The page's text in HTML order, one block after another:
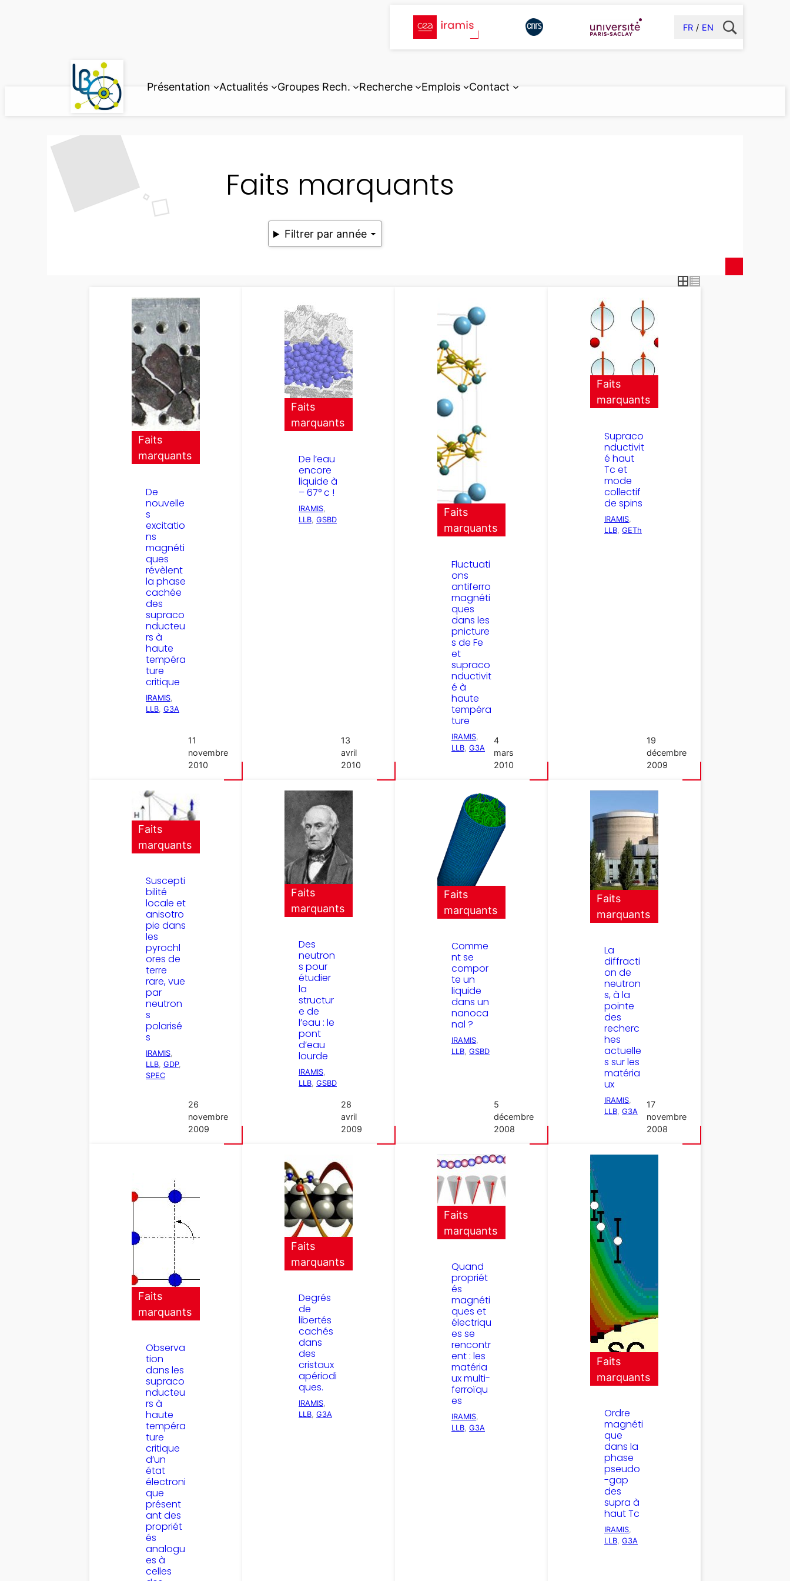
FR EN
Présentation Actualités Groupes Rech. Recherche Emplois Contact
Faits marquants
Filtrer par année
Faits
marquants
De
nouvelle
s
excitatio
ns
magnéti
ques
révèlent
la phase
cachée
des
supraco
nducteu
rs à
haute
tempéra
ture
critique
IRAMIS
LLB G3A
11
novembre
2010
Faits
marquants
De l’eau
encore
liquide à
– 67° c !
IRAMIS
LLB GSBD
13
avril
2010
Faits
marquants
Fluctuati
ons
antiferro
magnéti
ques
dans les
pnicture
s de Fe
et
supraco
nductivit
é à
haute
tempéra
ture
IRAMIS
LLB G3A
4
mars
2010
Faits
marquants
Supraco
nductivit
é haut
Tc et
mode
collectif
de spins
IRAMIS
LLB GETh
19
décembre
2009
Faits
marquants
Suscepti
bilité
locale et
anisotro
pie dans
les
pyrochl
ores de
terre
rare, vue
par
neutron
s
polarisé
s
IRAMIS
LLB, GDP
SPEC
26
novembre
2009
Faits
marquants
Des
neutron
s pour
étudier
la
structur
e de
l’eau : le
pont
d’eau
lourde
IRAMIS
LLB, GSBD
28
avril
2009
Faits
marquants
Comme
nt se
compor
te un
liquide
dans un
nanoca
nal ?
IRAMIS
LLB, GSBD
5
décembre
2008
Faits
marquants
La
diffracti
on de
neutron
s, à la
pointe
des
recherc
hes
actuelle
s sur les
matéria
ux
IRAMIS
LLB, G3A
17
novembre
2008
Faits
marquants
Observa
tion
dans les
supraco
nducteu
rs à
haute
tempéra
ture
critique
d’un
état
électroni
que
présent
ant des
propriét
és
analogu
es à
celles
Faits
marquants
Degrés
de
libertés
cachés
dans
des
cristaux
apériodi
ques.
IRAMIS
LLB G3A
Faits
marquants
Quand
propriét
és
magnéti
ques et
électriqu
es se
rencontr
ent : les
matéria
ux multi-
ferroïqu
es
IRAMIS
LLB G3A
Faits
marquants
Ordre
magnéti
que
dans la
phase
pseudo
-gap
des
supra à
haut Tc
IRAMIS
LLB G3A